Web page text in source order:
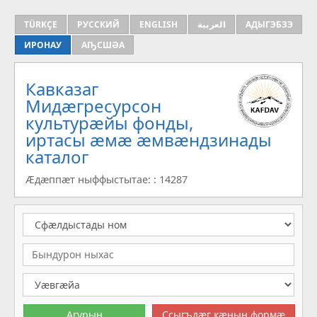
TÜRKÇE РУССКИЙ ENGLISH العربية
АДЫГЭБЗЭ
ИРОНАУ
АҦСШӘА
Кавказаг
Мидæгресурсон
культурæйы фонды,
иртасы æмæ æмвæндзинады
каталог
Æдæппæт ныффыстытае: : 14287